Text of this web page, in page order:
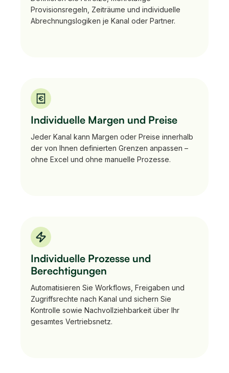
Provisionsregeln, Zeiträume und individuelle
Abrechnungslogiken je Kanal oder Partner.
Individuelle Margen und Preise
Jeder Kanal kann Margen oder Preise innerhalb
der von Ihnen definierten Grenzen anpassen –
ohne Excel und ohne manuelle Prozesse.
Individuelle Prozesse und
Berechtigungen
Automatisieren Sie Workflows, Freigaben und
Zugriffsrechte nach Kanal und sichern Sie
Kontrolle sowie Nachvollziehbarkeit über Ihr
gesamtes Vertriebsnetz.